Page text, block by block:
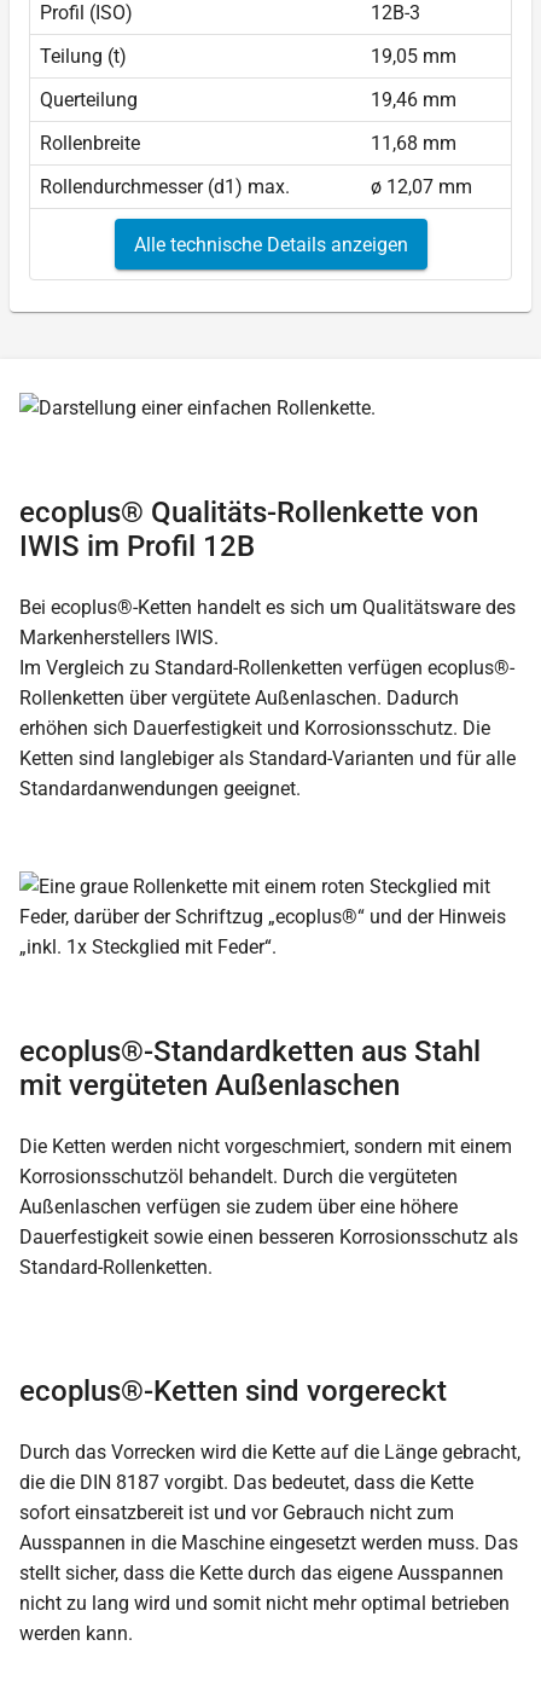
Profil (ISO)
12B-3
Teilung (t)
19,05 mm
Querteilung
19,46 mm
Rollenbreite
11,68 mm
Rollendurchmesser (d1) max.
ø 12,07 mm
Alle technische Details anzeigen
ecoplus® Qualitäts-Rollenkette von
IWIS im Profil 12B
Bei ecoplus®-Ketten handelt es sich um Qualitätsware des
Markenherstellers IWIS.
Im Vergleich zu Standard-Rollenketten verfügen ecoplus®-
Rollenketten über vergütete Außenlaschen. Dadurch
erhöhen sich Dauerfestigkeit und Korrosionsschutz. Die
Ketten sind langlebiger als Standard-Varianten und für alle
Standardanwendungen geeignet.
ecoplus®-Standardketten aus Stahl
mit vergüteten Außenlaschen
Die Ketten werden nicht vorgeschmiert, sondern mit einem
Korrosionsschutzöl behandelt. Durch die vergüteten
Außenlaschen verfügen sie zudem über eine höhere
Dauerfestigkeit sowie einen besseren Korrosionsschutz als
Standard-Rollenketten.
ecoplus®-Ketten sind vorgereckt
Durch das Vorrecken wird die Kette auf die Länge gebracht,
die die DIN 8187 vorgibt. Das bedeutet, dass die Kette
sofort einsatzbereit ist und vor Gebrauch nicht zum
Ausspannen in die Maschine eingesetzt werden muss. Das
stellt sicher, dass die Kette durch das eigene Ausspannen
nicht zu lang wird und somit nicht mehr optimal betrieben
werden kann.